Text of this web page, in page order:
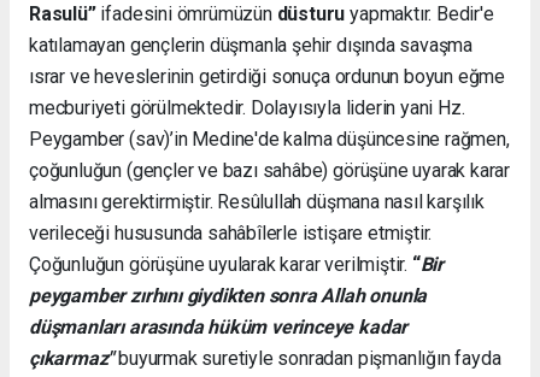
Rasulü”ifadesini ömrümüzün düsturu yapmaktır. Bedir'e
katılamayan gençlerin düşmanla şehir dışında savaşma
ısrar ve heveslerinin getirdiği sonuça ordunun boyun eğme
mecburiyeti görülmektedir. Dolayısıyla liderin yani Hz.
Peygamber (sav)’in Medine'de kalma düşüncesine rağmen,
çoğunluğun (gençler ve bazı sahâbe) görüşüne uyarak karar
almasını gerektirmiştir. Resûlullah düşmana nasıl karşılık
verileceği hususunda sahâbîlerle istişare etmiştir.
Çoğunluğun görüşüne uyularak karar verilmiştir. “Bir
peygamber zırhını giydikten sonra Allah onunla
düşmanları arasında hüküm verinceye kadar
çıkarmaz" buyurmak suretiyle sonradan pişmanlığın fayda